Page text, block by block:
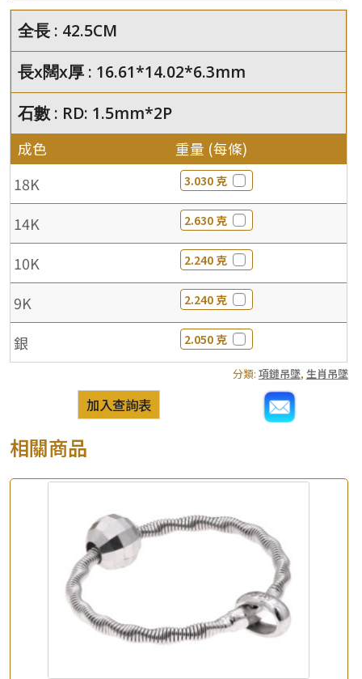
全長 : 42.5CM
長x闊x厚 : 16.61*14.02*6.3mm
石數 : RD: 1.5mm*2P
成色 重量 (每條)
18K 3.030 克
14K 2.630 克
10K 2.240 克
9K 2.240 克
銀 2.050 克
分類: 項鏈吊墜, 生肖吊墜
加入查詢表
相關商品